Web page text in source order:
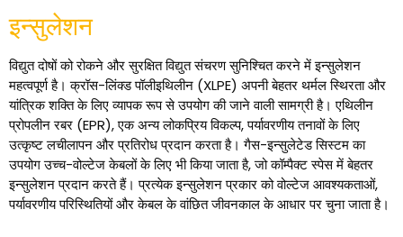
इन्सुलेशन
विद्युत दोषों को रोकने और सुरक्षित विद्युत संचरण सुनिश्चित करने में इन्सुलेशन
महत्वपूर्ण है। क्रॉस-लिंक्ड पॉलीइथिलीन (XLPE) अपनी बेहतर थर्मल स्थिरता और
यांत्रिक शक्ति के लिए व्यापक रूप से उपयोग की जाने वाली सामग्री है। एथिलीन
प्रोपलीन रबर (EPR), एक अन्य लोकप्रिय विकल्प, पर्यावरणीय तनावों के लिए
उत्कृष्ट लचीलापन और प्रतिरोध प्रदान करता है। गैस-इन्सुलेटेड सिस्टम का
उपयोग उच्च-वोल्टेज केबलों के लिए भी किया जाता है, जो कॉम्पैक्ट स्पेस में बेहतर
इन्सुलेशन प्रदान करते हैं। प्रत्येक इन्सुलेशन प्रकार को वोल्टेज आवश्यकताओं,
पर्यावरणीय परिस्थितियों और केबल के वांछित जीवनकाल के आधार पर चुना जाता है।